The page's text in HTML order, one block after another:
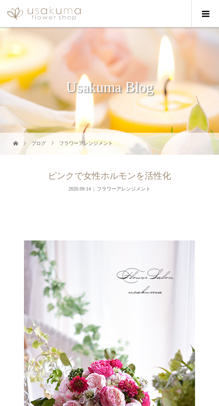
Usakuma Blog
ブログ フラワーアレンジメント
ピンクで女性ホルモンを活性化
2020.09.14 フラワーアレンジメント